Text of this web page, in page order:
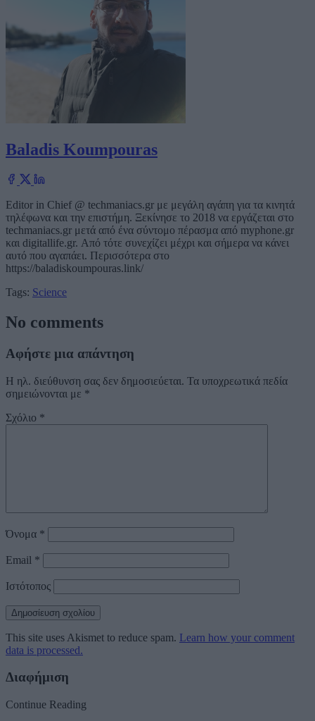
Baladis Koumpouras
Editor in Chief @ techmaniacs.gr με μεγάλη αγάπη για τα κινητά
τηλέφωνα και την επιστήμη. Ξεκίνησε το 2018 να εργάζεται στο
techmaniacs.gr μετά από ένα σύντομο πέρασμα από myphone.gr
και digitallife.gr. Από τότε συνεχίζει μέχρι και σήμερα να κάνει
αυτό που αγαπάει. Περισσότερα στο
https://baladiskoumpouras.link/
Tags: Science
No comments
Αφήστε μια απάντηση
Η ηλ. διεύθυνση σας δεν δημοσιεύεται. Τα υποχρεωτικά πεδία
σημειώνονται με *
Σχόλιο *
Όνομα *
Email *
Ιστότοπος
This site uses Akismet to reduce spam. Learn how your comment
data is processed.
Διαφήμιση
Continue Reading